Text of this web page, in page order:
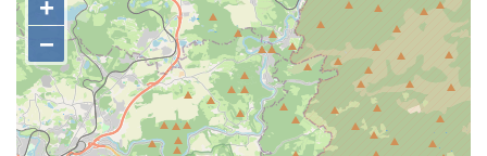
Křížová cesta Římov – XXI. kaple –
Popravní brána
Křížová cesta Římov – XX. kaple – Svatá
Veronika potkává Ježíše a utírá mu do své
roušky pot z tváře